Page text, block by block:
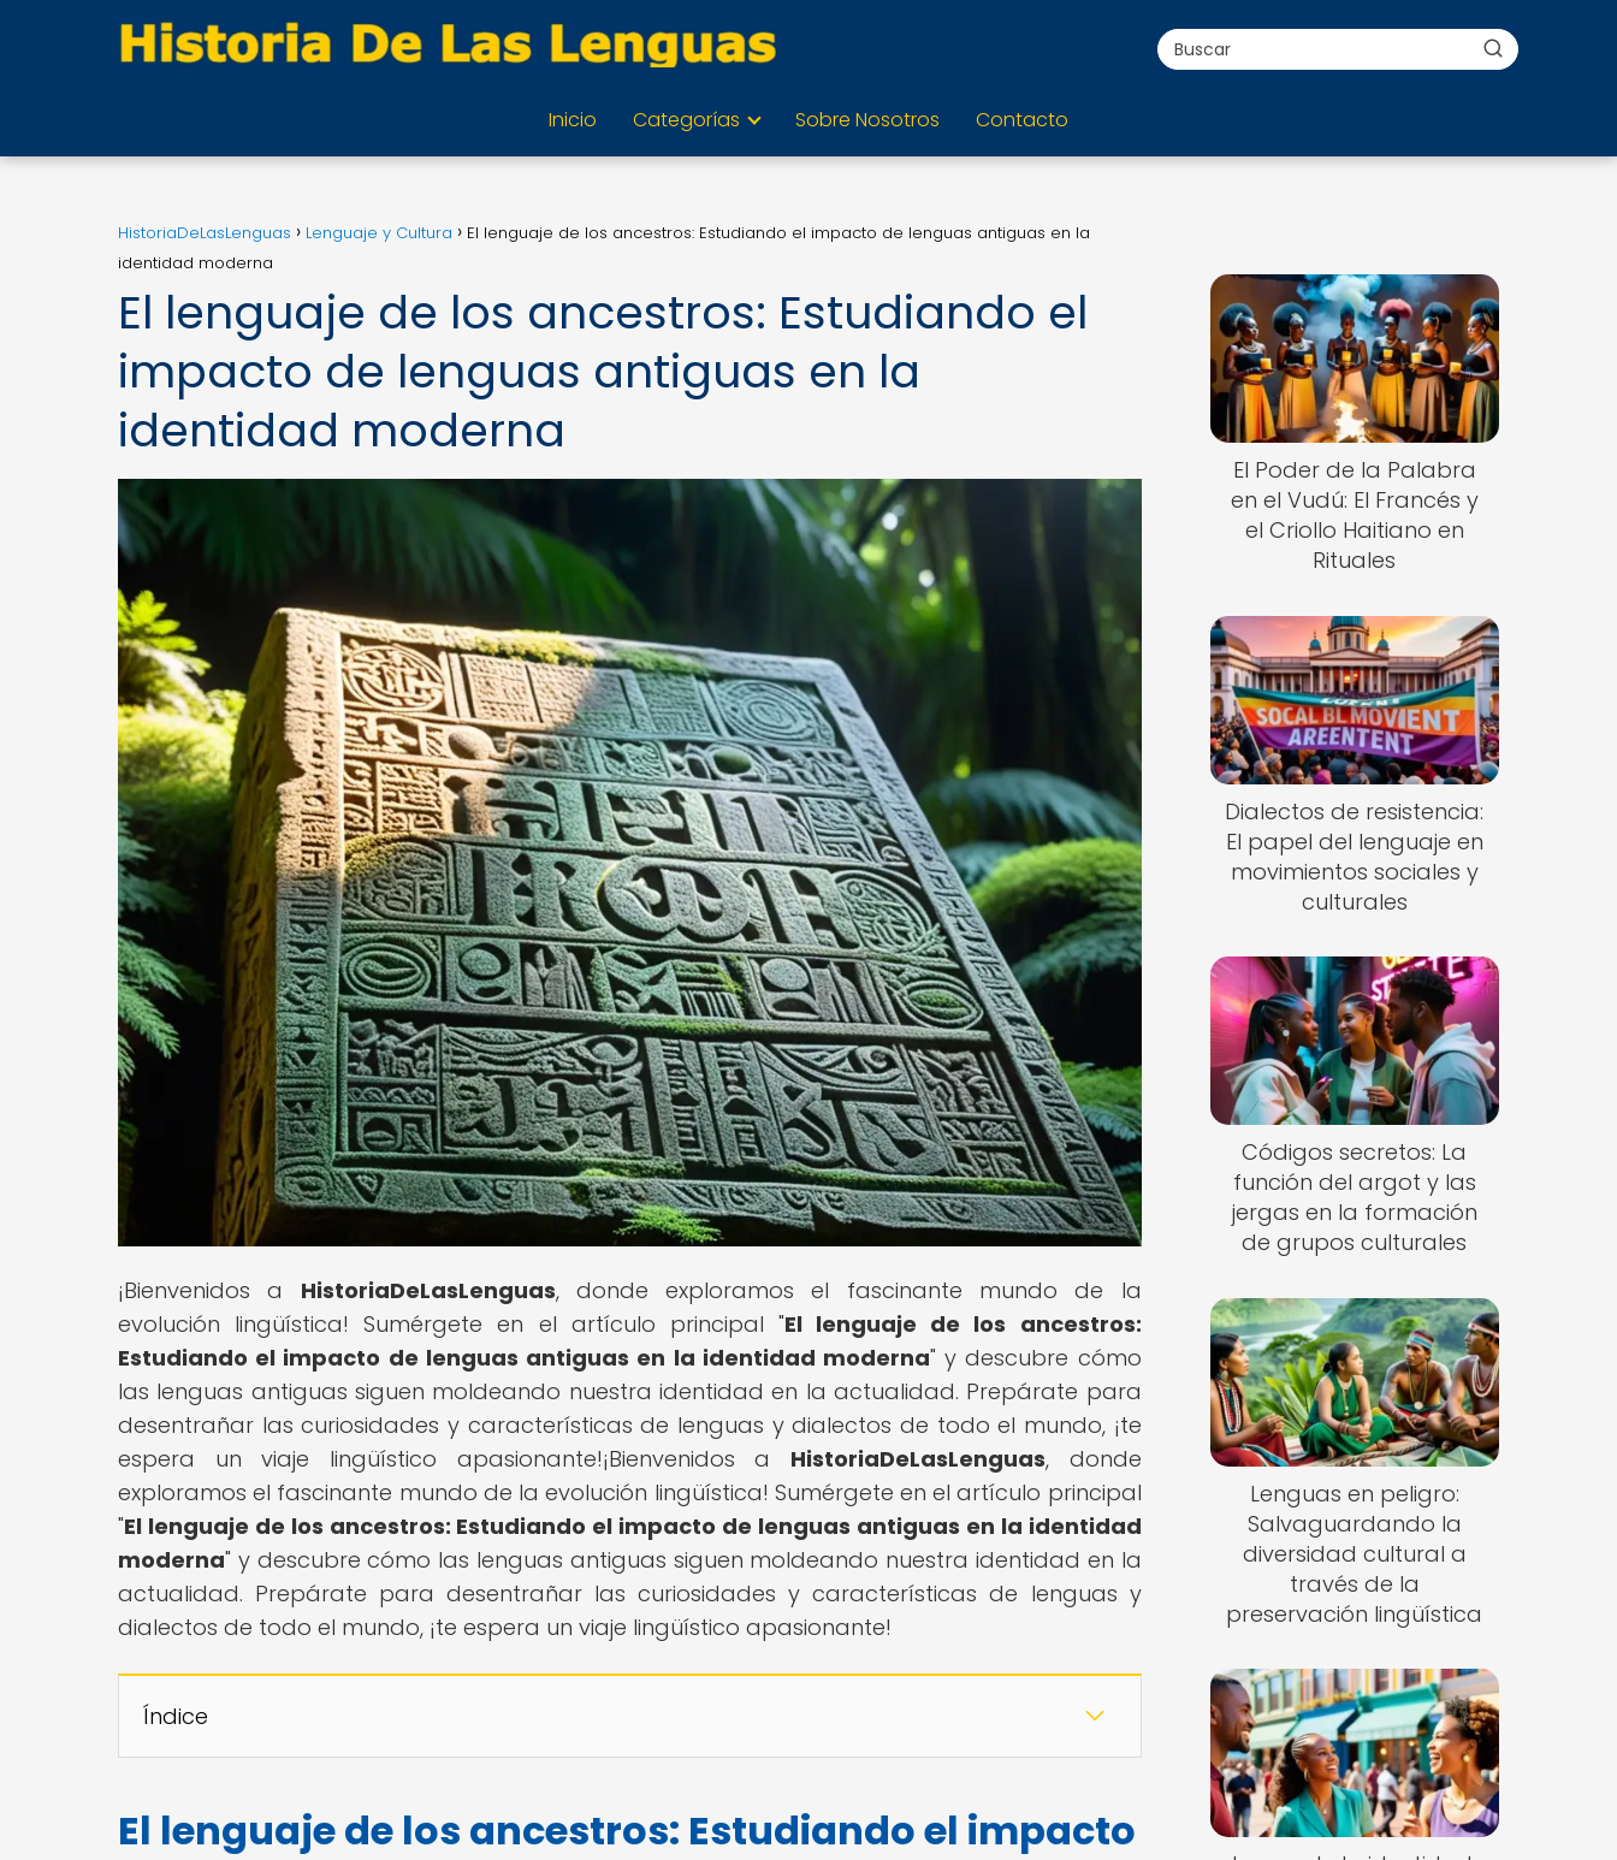
Inicio Categorías Sobre Nosotros Contacto
HistoriaDeLasLenguas Lenguaje y Cultura
El lenguaje de los ancestros: Estudiando el impacto de lenguas antiguas en la
identidad moderna
El lenguaje de los ancestros: Estudiando el
impacto de lenguas antiguas en la
identidad moderna
¡Bienvenidos a HistoriaDeLasLenguas, donde exploramos el fascinante mundo de la
evolución lingüística! Sumérgete en el artículo principal "El lenguaje de los ancestros:
Estudiando el impacto de lenguas antiguas en la identidad moderna" y descubre cómo
las lenguas antiguas siguen moldeando nuestra identidad en la actualidad. Prepárate para
desentrañar las curiosidades y características de lenguas y dialectos de todo el mundo, ¡te
espera un viaje lingüístico apasionante!¡Bienvenidos a HistoriaDeLasLenguas, donde
exploramos el fascinante mundo de la evolución lingüística! Sumérgete en el artículo principal
"El lenguaje de los ancestros: Estudiando el impacto de lenguas antiguas en la identidad
moderna" y descubre cómo las lenguas antiguas siguen moldeando nuestra identidad en la
actualidad. Prepárate para desentrañar las curiosidades y características de lenguas y
dialectos de todo el mundo, ¡te espera un viaje lingüístico apasionante!
Índice
El lenguaje de los ancestros: Estudiando el impacto
El Poder de la Palabra
en el Vudú: El Francés y
el Criollo Haitiano en
Rituales
Dialectos de resistencia:
El papel del lenguaje en
movimientos sociales y
culturales
Códigos secretos: La
función del argot y las
jergas en la formación
de grupos culturales
Lenguas en peligro:
Salvaguardando la
diversidad cultural a
través de la
preservación lingüística